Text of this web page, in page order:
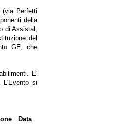
(via Perfetti
della
di Assistal,
del
GE, che
E'
L'Evento si
Data